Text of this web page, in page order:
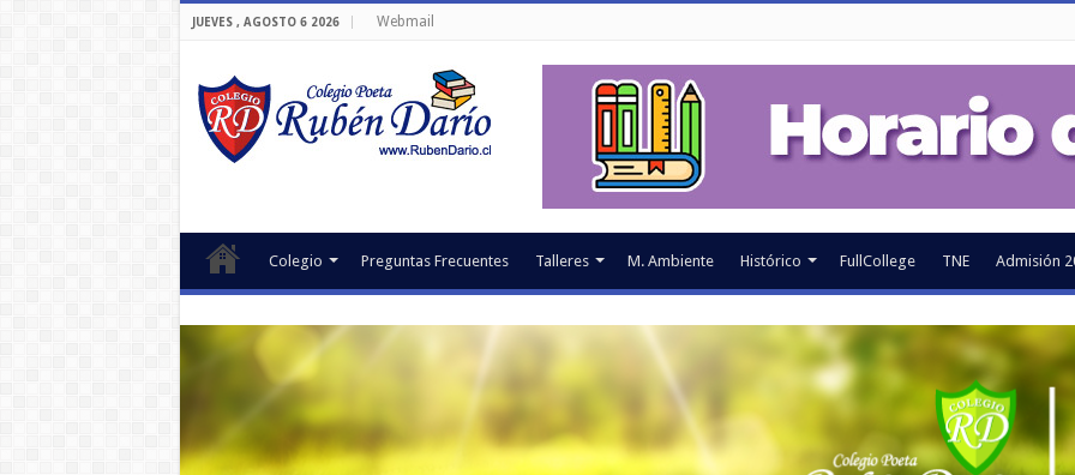
JUEVES , AGOSTO 6 2026 Webmail
Colegio Preguntas Frecuentes Talleres M. Ambiente Histórico FullCollege TNE Admisión